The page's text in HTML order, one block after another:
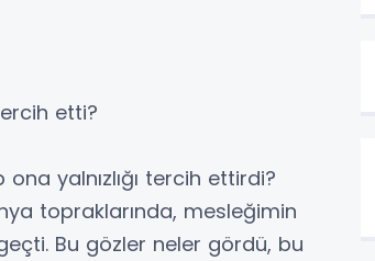
etti?
yalnızlığı tercih ettirdi?
topraklarında, mesleğimin
Bu gözler neler gördü, bu